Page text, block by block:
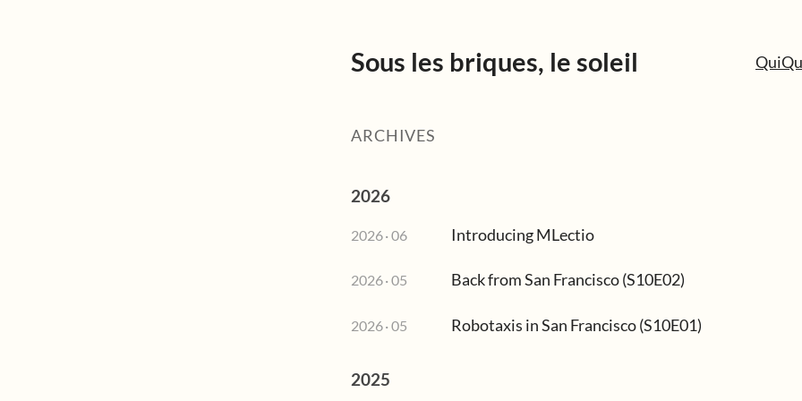
Sous les briques, le soleil Qui
ARCHIVES
2026
2026 · 06 Introducing MLectio
2026 · 05 Back from San Francisco (S10E02)
2026 · 05 Robotaxis in San Francisco (S10E01)
2025